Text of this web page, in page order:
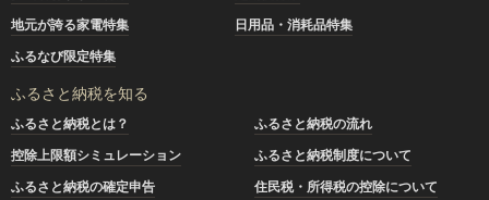
地元が誇る家電特集
日用品・消耗品特集
ふるなび限定特集
ふるさと納税を知る
ふるさと納税とは？
ふるさと納税の流れ
控除上限額シミュレーション
ふるさと納税制度について
ふるさと納税の確定申告
住民税・所得税の控除について